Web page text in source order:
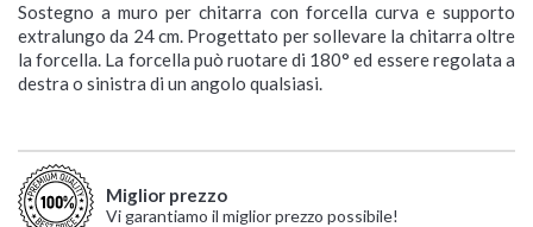
Sostegno a muro per chitarra con forcella curva e supporto
extralungo da 24 cm. Progettato per sollevare la chitarra oltre
la forcella. La forcella può ruotare di 180° ed essere regolata a
destra o sinistra di un angolo qualsiasi.
Miglior prezzo
Vi garantiamo il miglior prezzo possibile!